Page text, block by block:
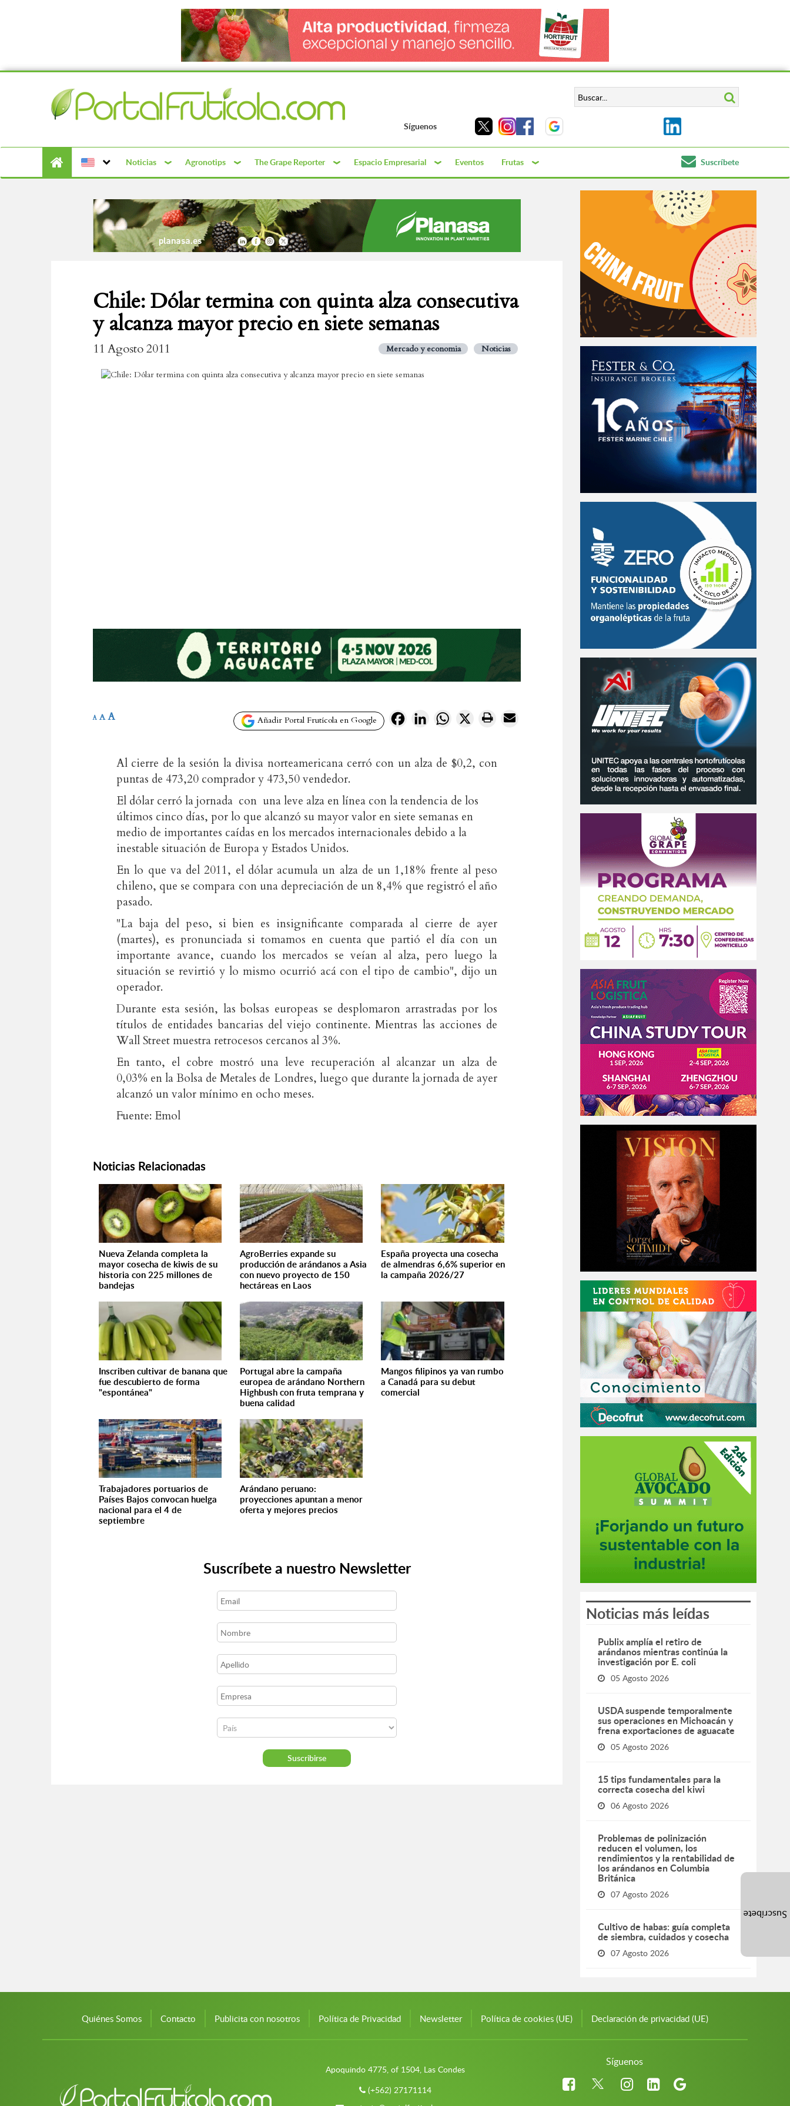
Síguenos
Noticias Agronotips The Grape Reporter Espacio Empresarial Eventos Frutas Suscríbete
Chile: Dólar termina con quinta alza consecutiva
y alcanza mayor precio en siete semanas
11 Agosto 2011 Mercado y economia Noticias
Añadir Portal Frutícola en Google FacebookLinkedInWhatsApp
X
A A A
Al cierre de la sesión la divisa norteamericana cerró con un alza de $0,2, con
puntas de 473,20 comprador y 473,50 vendedor.
El dólar cerró la jornada con una leve alza en línea con la tendencia de los
últimos cinco días, por lo que alcanzó su mayor valor en siete semanas en
medio de importantes caídas en los mercados internacionales debido a la
inestable situación de Europa y Estados Unidos.
En lo que va del 2011, el dólar acumula un alza de un 1,18% frente al peso
chileno, que se compara con una depreciación de un 8,4% que registró el año
pasado.
"La baja del peso, si bien es insignificante comparada al cierre de ayer
(martes), es pronunciada si tomamos en cuenta que partió el día con un
importante avance, cuando los mercados se veían al alza, pero luego la
situación se revirtió y lo mismo ocurrió acá con el tipo de cambio", dijo un
operador.
Durante esta sesión, las bolsas europeas se desplomaron arrastradas por los
títulos de entidades bancarias del viejo continente. Mientras las acciones de
Wall Street muestra retrocesos cercanos al 3%.
En tanto, el cobre mostró una leve recuperación al alcanzar un alza de
0,03% en la Bolsa de Metales de Londres, luego que durante la jornada de ayer
alcanzó un valor mínimo en ocho meses.
Fuente: Emol
Noticias Relacionadas
Nueva Zelanda completa la
mayor cosecha de kiwis de su
historia con 225 millones de
bandejas
AgroBerries expande su
producción de arándanos a Asia
con nuevo proyecto de 150
hectáreas en Laos
España proyecta una cosecha
de almendras 6,6% superior en
la campaña 2026/27
Inscriben cultivar de banana que
fue descubierto de forma
"espontánea"
Portugal abre la campaña
europea de arándano Northern
Highbush con fruta temprana y
buena calidad
Mangos filipinos ya van rumbo
a Canadá para su debut
comercial
Trabajadores portuarios de
Países Bajos convocan huelga
nacional para el 4 de
septiembre
Arándano peruano:
proyecciones apuntan a menor
oferta y mejores precios
Suscríbete a nuestro Newsletter
Noticias más leídas
Publix amplía el retiro de
arándanos mientras continúa la
investigación por E. coli
05 Agosto 2026
USDA suspende temporalmente
sus operaciones en Michoacán y
frena exportaciones de aguacate
05 Agosto 2026
15 tips fundamentales para la
correcta cosecha del kiwi
06 Agosto 2026
Problemas de polinización
reducen el volumen, los
rendimientos y la rentabilidad de
los arándanos en Columbia
Británica
07 Agosto 2026
Cultivo de habas: guía completa
de siembra, cuidados y cosecha
07 Agosto 2026
Quiénes Somos Contacto Publicita con nosotros Política de Privacidad Newsletter Política de cookies (UE) Declaración de privacidad (UE)
Apoquindo 4775, of 1504, Las Condes
(+562) 27171114
Síguenos
Suscríbete